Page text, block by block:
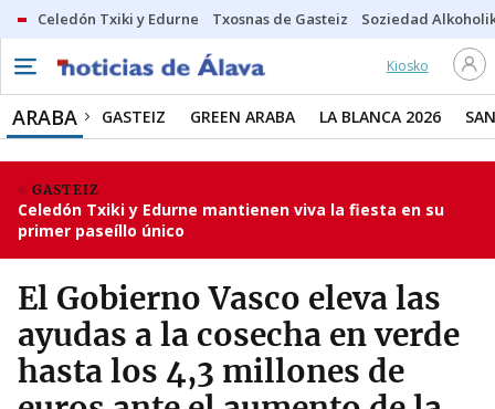
Celedón Txiki y Edurne Txosnas de Gasteiz Soziedad
Kiosko
ARABA GASTEIZ GREEN ARABA LA BLANCA 2026
GASTEIZ
Celedón Txiki y Edurne mantienen viva la fiesta en su
primer paseíllo único
El Gobierno Vasco eleva las
ayudas a la cosecha en verde
hasta los 4,3 millones de